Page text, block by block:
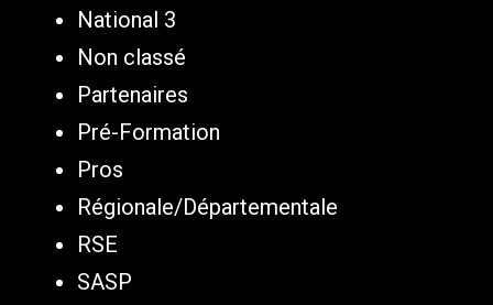
National 3
Non classé
Partenaires
Pré-Formation
Pros
Régionale/Départementale
RSE
SASP